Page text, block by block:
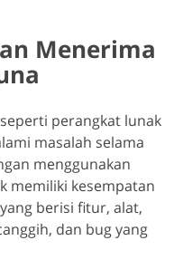
Menerima
perangkat lunak
masalah selama
menggunakan
memiliki kesempatan
berisi fitur, alat,
dan bug yang